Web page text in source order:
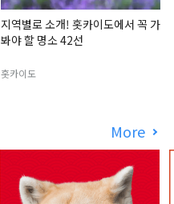
지역별로 소개! 홋카이도에서 꼭 가
봐야 할 명소 42선
홋카이도
More